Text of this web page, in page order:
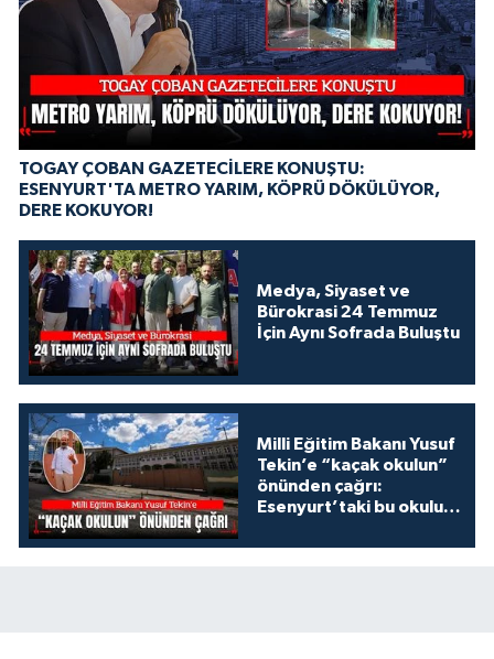
TOGAY ÇOBAN GAZETECİLERE KONUŞTU:
ESENYURT'TA METRO YARIM, KÖPRÜ DÖKÜLÜYOR,
DERE KOKUYOR!
Medya, Siyaset ve
Bürokrasi 24 Temmuz
İçin Aynı Sofrada Buluştu
Milli Eğitim Bakanı Yusuf
Tekin’e “kaçak okulun”
önünden çağrı:
Esenyurt’taki bu okulu